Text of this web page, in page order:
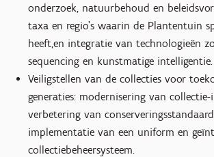
onderzoek, natuurbehoud en
taxa en regio’s waarin de Plantentuin
heeft,en integratie van technologieën
sequencing en kunstmatige intelligentie.
Veiligstellen van de collecties voor
generaties: modernisering van
verbetering van
implementatie van een uniform en
collectiebeheersysteem.